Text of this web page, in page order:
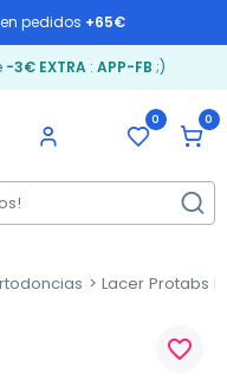
pedidos +65€
-3€ EXTRA: APP-FB ;)
0 0
Lacer Protabs
favorite_border